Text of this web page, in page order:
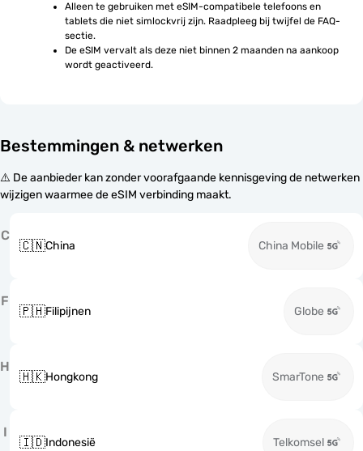
Alleen te gebruiken met eSIM-compatibele telefoons en
tablets die niet simlockvrij zijn. Raadpleeg bij twijfel de FAQ-
sectie.
De eSIM vervalt als deze niet binnen 2 maanden na aankoop
wordt geactiveerd.
Bestemmingen & netwerken
⚠️ De aanbieder kan zonder voorafgaande kennisgeving de netwerken
wijzigen waarmee de eSIM verbinding maakt.
C
🇨🇳China China Mobile
F
🇵🇭Filipijnen Globe
H
🇭🇰Hongkong SmarTone
I
🇮🇩Indonesië Telkomsel